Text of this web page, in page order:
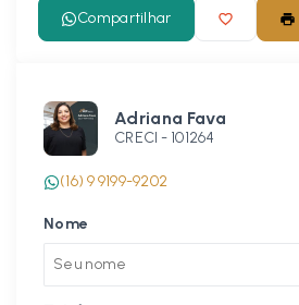
Compartilhar
Adriana Fava
CRECI - 101264
(16) 9 9199-9202
Nome